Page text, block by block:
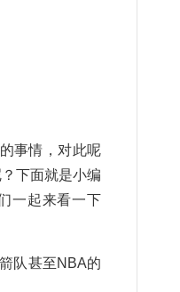
事情，对此呢
下面就是小编
一起来看一下
队甚至NBA的